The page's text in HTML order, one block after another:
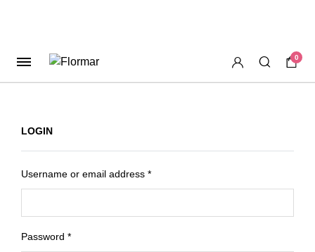
0
LOGIN
Username or email address *
Password *